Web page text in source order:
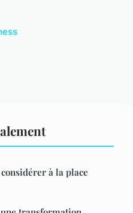
à la place